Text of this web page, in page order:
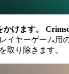
けます。
イヤーゲーム用
取り除きます。